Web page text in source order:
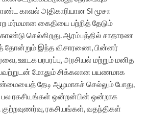
காவல் அதிகாரியான SI மூசா
மர்மமான கைதியை பற்றித் தேடும்
செல்கிறது. ஆரம்பத்தில் சாதாரண
இந்த விசாரணை, பின்னர்
ஊடக பரபரப்பு, அரசியல் மற்றும் மனித
மோதும் சிக்கலான பயணமாக
உண்மையைத் தேடி ஆழமாகச் செல்லும் போது,
பல ரகசியங்கள் ஒன்றன்பின் ஒன்றாக
ரகசியங்கள், வதந்திகள்